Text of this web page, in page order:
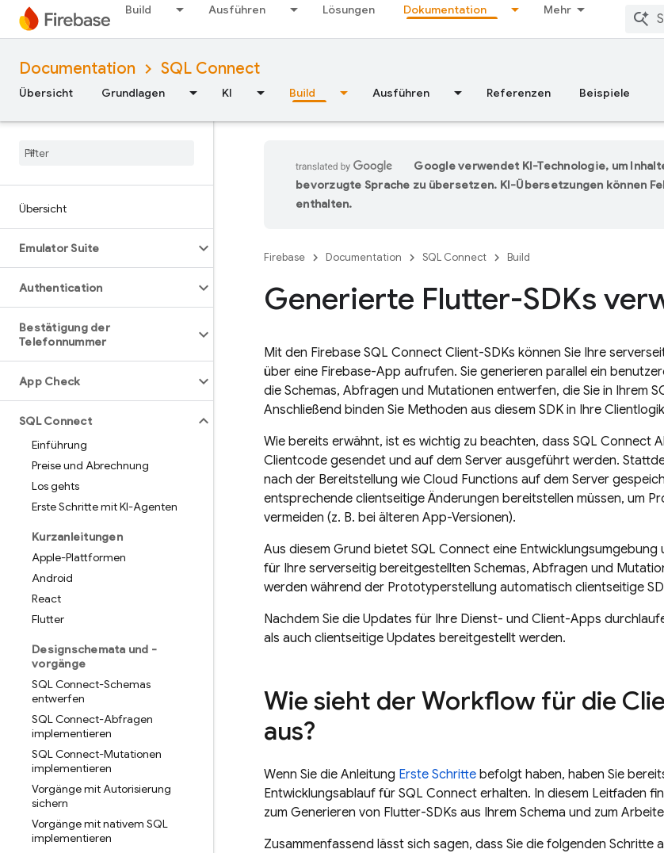
Build Ausführen Lösungen Dokumentation Mehr
Documentation SQL Connect
Übersicht Grundlagen KI Build Ausführen Referenzen Beispiele
Übersicht
Emulator Suite
Authentication
Bestätigung der
Telefonnummer
App Check
SQL Connect
Einführung
Preise und Abrechnung
Los gehts
Erste Schritte mit KI-Agenten
Kurzanleitungen
Apple-Plattformen
Android
React
Flutter
Designschemata und -
vorgänge
SQL Connect-Schemas
entwerfen
SQL Connect-Abfragen
implementieren
SQL Connect-Mutationen
implementieren
Vorgänge mit Autorisierung
sichern
Vorgänge mit nativem SQL
implementieren
Google verwendet KI-Technologie, um
bevorzugte Sprache zu übersetzen. KI-Übersetzungen können
enthalten.
Firebase Documentation SQL Connect Build
Generierte Flutter-SDKs
Mit den Firebase SQL Connect Client-SDKs können Sie Ihre
über eine Firebase-App aufrufen. Sie generieren parallel ein
die Schemas, Abfragen und Mutationen entwerfen, die Sie in Ihrem
Anschließend binden Sie Methoden aus diesem SDK in Ihre
Wie bereits erwähnt, ist es wichtig zu beachten, dass SQL Connect
Clientcode gesendet und auf dem Server ausgeführt werden.
nach der Bereitstellung wie Cloud Functions auf dem Server
entsprechende clientseitige Änderungen bereitstellen müssen, um
vermeiden (z. B. bei älteren App-Versionen).
Aus diesem Grund bietet SQL Connect eine Entwicklungsumgebung
für Ihre serverseitig bereitgestellten Schemas, Abfragen und
werden während der Prototyperstellung automatisch clientseitige
Nachdem Sie die Updates für Ihre Dienst- und Client-Apps
als auch clientseitige Updates bereitgestellt werden.
Wie sieht der Workflow für die
aus?
Wenn Sie die Anleitung Erste Schritte befolgt haben, haben Sie
Entwicklungsablauf für SQL Connect erhalten. In diesem Leitfaden
zum Generieren von Flutter-SDKs aus Ihrem Schema und zum
Zusammenfassend lässt sich sagen, dass Sie die folgenden Schritte